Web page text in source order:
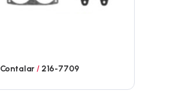
Contalar/216-7709